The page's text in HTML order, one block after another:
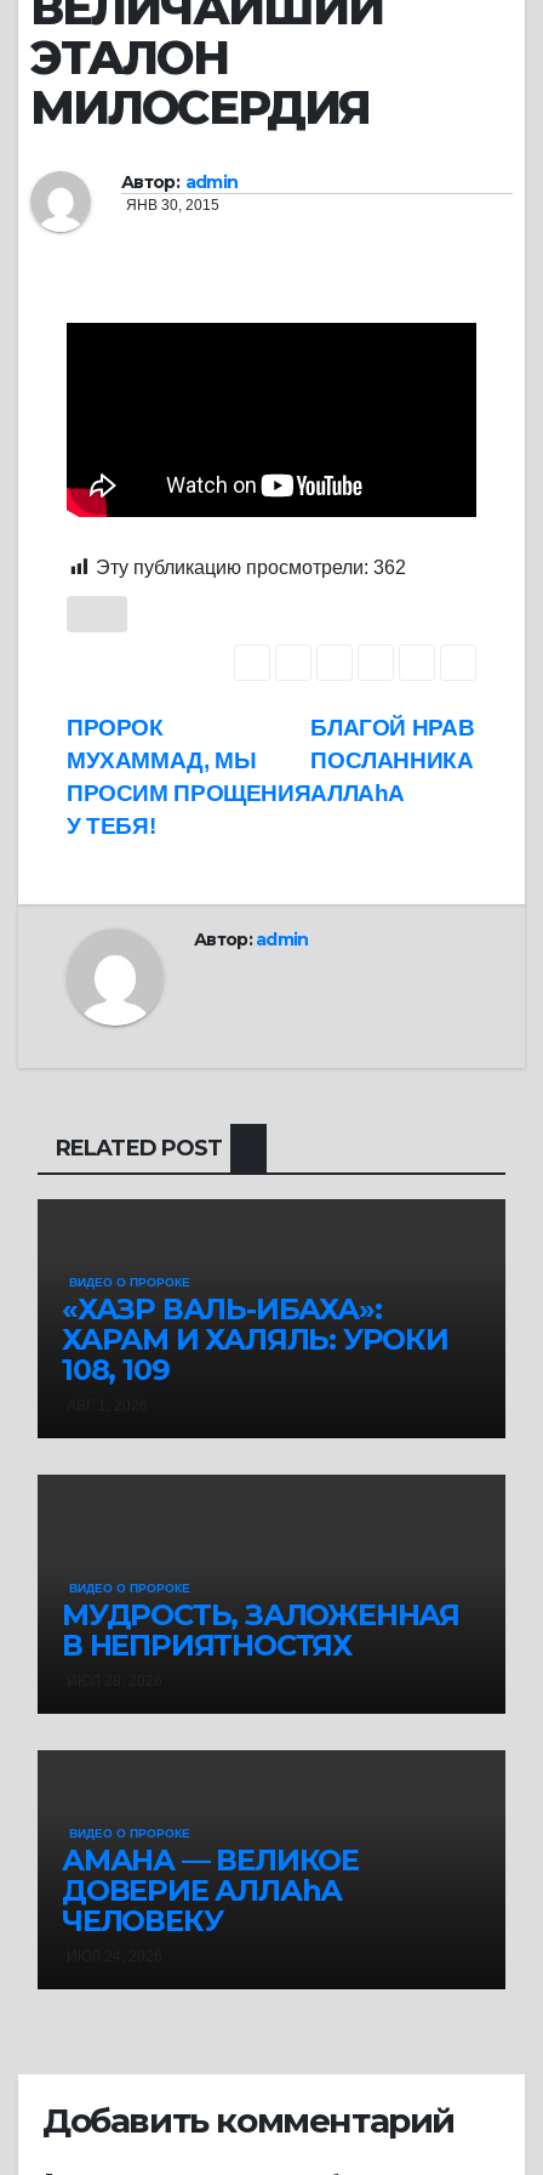
ЭТАЛОН
МИЛОСЕРДИЯ
Автор: admin
ЯНВ 30, 2015
Эту публикацию просмотрели: 362
Навигация
по
записям
БЛАГОЙ НРАВ
ПОСЛАННИКА
АЛЛАhА
ПРОРОК
МУХАММАД, МЫ
ПРОСИМ ПРОЩЕНИЯ
У ТЕБЯ!
Автор:admin
RELATED POST
ВИДЕО О ПРОРОКЕ
«ХАЗР ВАЛЬ-ИБАХА»:
ХАРАМ И ХАЛЯЛЬ: УРОКИ
108, 109
ВИДЕО О ПРОРОКЕ
МУДРОСТЬ, ЗАЛОЖЕННАЯ
В НЕПРИЯТНОСТЯХ
ВИДЕО О ПРОРОКЕ
АМАНА — ВЕЛИКОЕ
ДОВЕРИЕ АЛЛАhА
ЧЕЛОВЕКУ
Добавить комментарий